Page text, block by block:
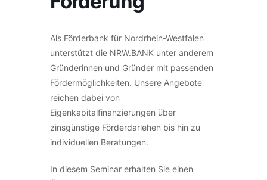
Als Förderbank für Nordrhein-Westfalen
unterstützt die NRW.BANK unter anderem
Gründerinnen und Gründer mit passenden
Fördermöglichkeiten. Unsere Angebote
reichen dabei von
Eigenkapitalfinanzierungen über
zinsgünstige Förderdarlehen bis hin zu
individuellen Beratungen.
In diesem Seminar erhalten Sie einen